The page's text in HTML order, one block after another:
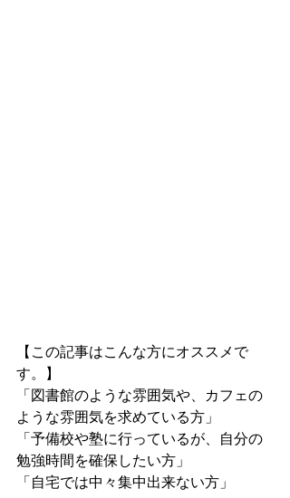
【この記事はこんな方にオススメで
す。】
「図書館のような雰囲気や、カフェの
ような雰囲気を求めている方」
「予備校や塾に行っているが、自分の
勉強時間を確保したい方」
「自宅では中々集中出来ない方」